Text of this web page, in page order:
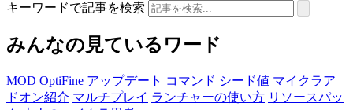
キーワードで記事を検索
みんなの見ているワード
MOD OptiFine アップデート コマンド シード値 マイクラア
ドオン紹介 マルチプレイ ランチャーの使い方 リソースパッ